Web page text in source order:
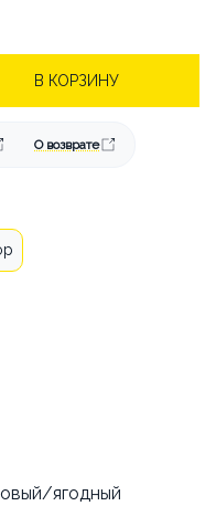
В КОРЗИНУ
О возврате
ягодный